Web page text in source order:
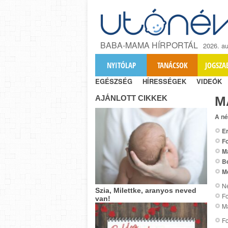
BABA-MAMA HÍRPORTÁL 2026.
NYITÓLAP TANÁCSOK
EGÉSZSÉG HÍRESSÉGEK VIDEÓK
A
AJÁNLOTT CIKKEK
Szia, Milettke, aranyos neved
van!